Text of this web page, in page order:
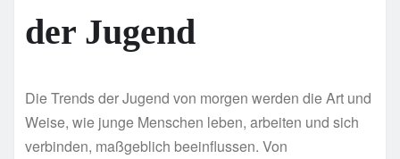
der Jugend
Die Trends der Jugend von morgen werden die Art und
Weise, wie junge Menschen leben, arbeiten und sich
verbinden, maßgeblich beeinflussen. Von